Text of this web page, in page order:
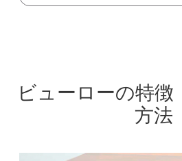
ビューローの特徴
方法